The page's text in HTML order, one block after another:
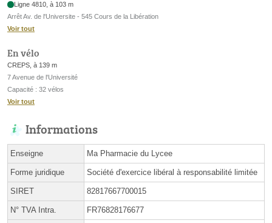
Ligne 4810, à 103 m
Arrêt Av. de l'Universite - 545 Cours de la Libération
Voir tout
En vélo
CREPS, à 139 m
7 Avenue de l'Université
Capacité : 32 vélos
Voir tout
Informations
Enseigne Ma Pharmacie du Lycee
Forme juridique Société d'exercice libéral à responsabilité limitée
SIRET 82817667700015
N° TVA Intra. FR76828176677